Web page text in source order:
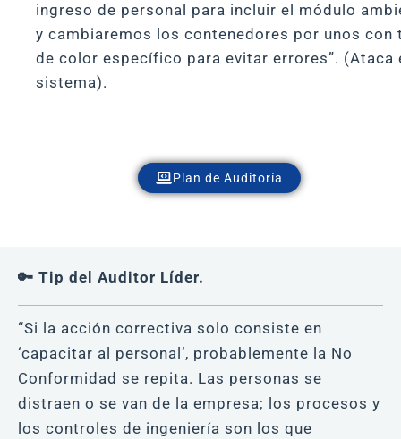
ingreso de personal para incluir el módulo
y cambiaremos los contenedores por unos con
de color específico para evitar errores”. (Ataca
sistema).
Plan de Auditoría
🔑 Tip del Auditor Líder.
“Si la acción correctiva solo consiste en
‘capacitar al personal’, probablemente la No
Conformidad se repita. Las personas se
distraen o se van de la empresa; los procesos y
los controles de ingeniería son los que